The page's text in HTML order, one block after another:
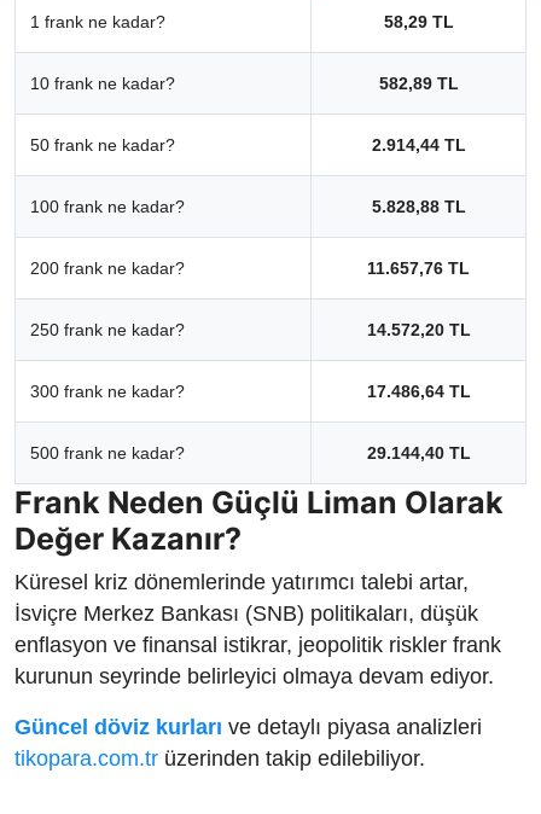
1 frank ne kadar? 58,29 TL
10 frank ne kadar? 582,89 TL
50 frank ne kadar? 2.914,44 TL
100 frank ne kadar? 5.828,88 TL
200 frank ne kadar? 11.657,76 TL
250 frank ne kadar? 14.572,20 TL
300 frank ne kadar? 17.486,64 TL
500 frank ne kadar? 29.144,40 TL
Frank Neden Güçlü Liman Olarak
Değer Kazanır?
Küresel kriz dönemlerinde yatırımcı talebi artar,
İsviçre Merkez Bankası (SNB) politikaları, düşük
enflasyon ve finansal istikrar, jeopolitik riskler frank
kurunun seyrinde belirleyici olmaya devam ediyor.
Güncel döviz kurları ve detaylı piyasa analizleri
tikopara.com.tr üzerinden takip edilebiliyor.